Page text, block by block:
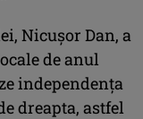
Nicuşor Dan, a
de anul
independenţa
dreapta, astfel